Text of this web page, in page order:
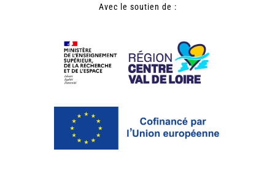
Avec le soutien de :